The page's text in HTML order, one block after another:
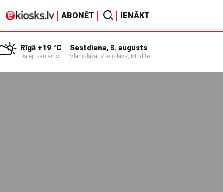
ABONĒT IENĀKT
Rīgā +19 °C
Daļēji saulains
Sestdiena, 8. augusts
Vladislava, Vladislavs, Mudīte